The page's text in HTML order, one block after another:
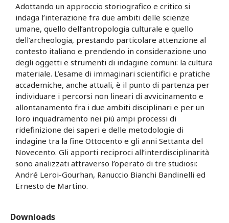
Adottando un approccio storiografico e critico si
indaga l’interazione fra due ambiti delle scienze
umane, quello dell’antropologia culturale e quello
dell’archeologia, prestando particolare attenzione al
contesto italiano e prendendo in considerazione uno
degli oggetti e strumenti di indagine comuni: la cultura
materiale. L’esame di immaginari scientifici e pratiche
accademiche, anche attuali, è il punto di partenza per
individuare i percorsi non lineari di avvicinamento e
allontanamento fra i due ambiti disciplinari e per un
loro inquadramento nei più ampi processi di
ridefinizione dei saperi e delle metodologie di
indagine tra la fine Ottocento e gli anni Settanta del
Novecento. Gli apporti reciproci all’interdisciplinarità
sono analizzati attraverso l’operato di tre studiosi:
André Leroi-Gourhan, Ranuccio Bianchi Bandinelli ed
Ernesto de Martino.
Downloads